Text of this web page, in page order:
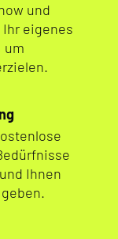
Ihnen
und
eigenes
um